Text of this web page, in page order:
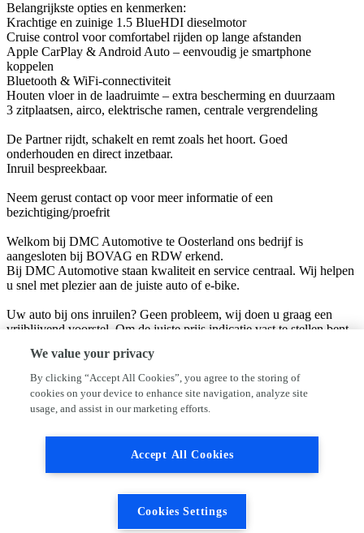
Belangrijkste opties en kenmerken:
Krachtige en zuinige 1.5 BlueHDI dieselmotor
Cruise control voor comfortabel rijden op lange afstanden
Apple CarPlay & Android Auto – eenvoudig je smartphone
koppelen
Bluetooth & WiFi-connectiviteit
Houten vloer in de laadruimte – extra bescherming en duurzaam
3 zitplaatsen, airco, elektrische ramen, centrale vergrendeling
De Partner rijdt, schakelt en remt zoals het hoort. Goed
onderhouden en direct inzetbaar.
Inruil bespreekbaar.
Neem gerust contact op voor meer informatie of een
bezichtiging/proefrit
Welkom bij DMC Automotive te Oosterland ons bedrijf is
aangesloten bij BOVAG en RDW erkend.
Bij DMC Automotive staan kwaliteit en service centraal. Wij helpen
u snel met plezier aan de juiste auto of e-bike.
Uw auto bij ons inruilen? Geen probleem, wij doen u graag een
vrijblijvend voorstel. Om de juiste prijs indicatie vast te stellen bent
Bent u op zoek naar een andere auto, kijk dan eens naar ons aanbod
occasions. Gaat uw voorkeur uit naar een nieuwe auto, dan leveren
wij u de auto van uw keuze.
LET OP WIJ ZIJN VERHUISD! ONS NIEUWE ADRES IS
Hoewel wij uiterste zorg hebben besteed aan de samenstelling van
deze advertentie, kunnen er geen rechten worden ontleend aan de
kenmerken die voor jou van belang zijn en mogelijk van invloed
zijn op je aankoopbeslissing. Voor aanvullende vragen of
We value your privacy
By clicking “Accept All Cookies”, you agree to the storing of
cookies on your device to enhance site navigation, analyze site
usage, and assist in our marketing efforts.
Accept All Cookies
Cookies Settings